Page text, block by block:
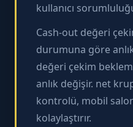
kullanıcı
Cash-out değeri
durumuna göre
değeri çekim
anlık değişir. net
kontrolü, mobil
kolaylaştırır.